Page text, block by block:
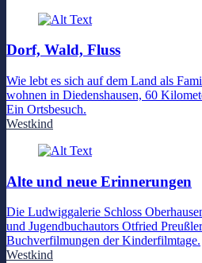
Dorf, Wald, Fluss
Wie lebt es sich auf dem Land als
wohnen in Diedenshausen, 60
Ein Ortsbesuch.
Westkind
Alte und neue Erinnerungen
Die Ludwiggalerie Schloss
und Jugendbuchautors Otfried
Buchverfilmungen der Kinderfilmtage.
Westkind